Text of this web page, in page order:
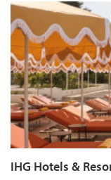
IHG Hotels &